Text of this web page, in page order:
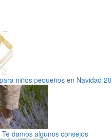
niños pequeños en Navidad
damos algunos consejos